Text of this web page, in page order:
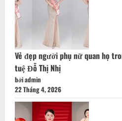
Vẻ đẹp người phụ nữ quan họ
tuệ Đỗ Thị Nhị
bởi admin
22 Tháng 4, 2026